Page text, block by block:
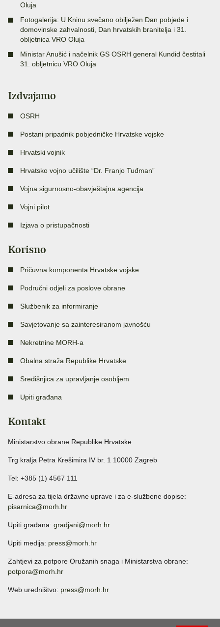
Oluja
Fotogalerija: U Kninu svečano obilježen Dan pobjede i
domovinske zahvalnosti, Dan hrvatskih branitelja i 31.
obljetnica VRO Oluja
Ministar Anušić i načelnik GS OSRH general Kundid čestitali
31. obljetnicu VRO Oluja
Izdvajamo
OSRH
Postani pripadnik pobjedničke Hrvatske vojske
Hrvatski vojnik
Hrvatsko vojno učilište “Dr. Franjo Tuđman”
Vojna sigurnosno-obavještajna agencija
Vojni pilot
Izjava o pristupačnosti
Korisno
Pričuvna komponenta Hrvatske vojske
Područni odjeli za poslove obrane
Službenik za informiranje
Savjetovanje sa zainteresiranom javnošću
Nekretnine MORH-a
Obalna straža Republike Hrvatske
Središnjica za upravljanje osobljem
Upiti građana
Kontakt
Ministarstvo obrane Republike Hrvatske
Trg kralja Petra Krešimira IV br. 1 10000 Zagreb
Tel: +385 (1) 4567 111
E-adresa za tijela državne uprave i za e-službene dopise:
pisarnica@morh.hr
Upiti građana: gradjani@morh.hr
Upiti medija: press@morh.hr
Zahtjevi za potpore Oružanih snaga i Ministarstva obrane:
potpora@morh.hr
Web uredništvo: press@morh.hr